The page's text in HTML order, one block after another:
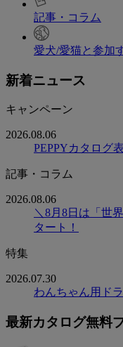
記事・コラム
愛犬/愛猫と参加
新着ニュース
キャンペーン
2026.08.06
PEPPYカタログ
記事・コラム
2026.08.06
＼8月8日は「世
タート！
特集
2026.07.30
わんちゃん用ド
最新カタログ無料